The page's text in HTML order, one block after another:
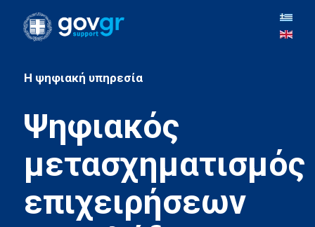
H ψηφιακή υπηρεσία
Ψηφιακός
μετασχηματισμός
επιχειρήσεων